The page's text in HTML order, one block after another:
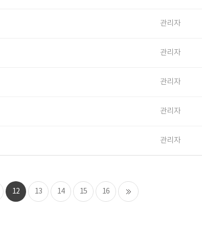
관리자
관리자
관리자
관리자
관리자
12 13 14 15 16